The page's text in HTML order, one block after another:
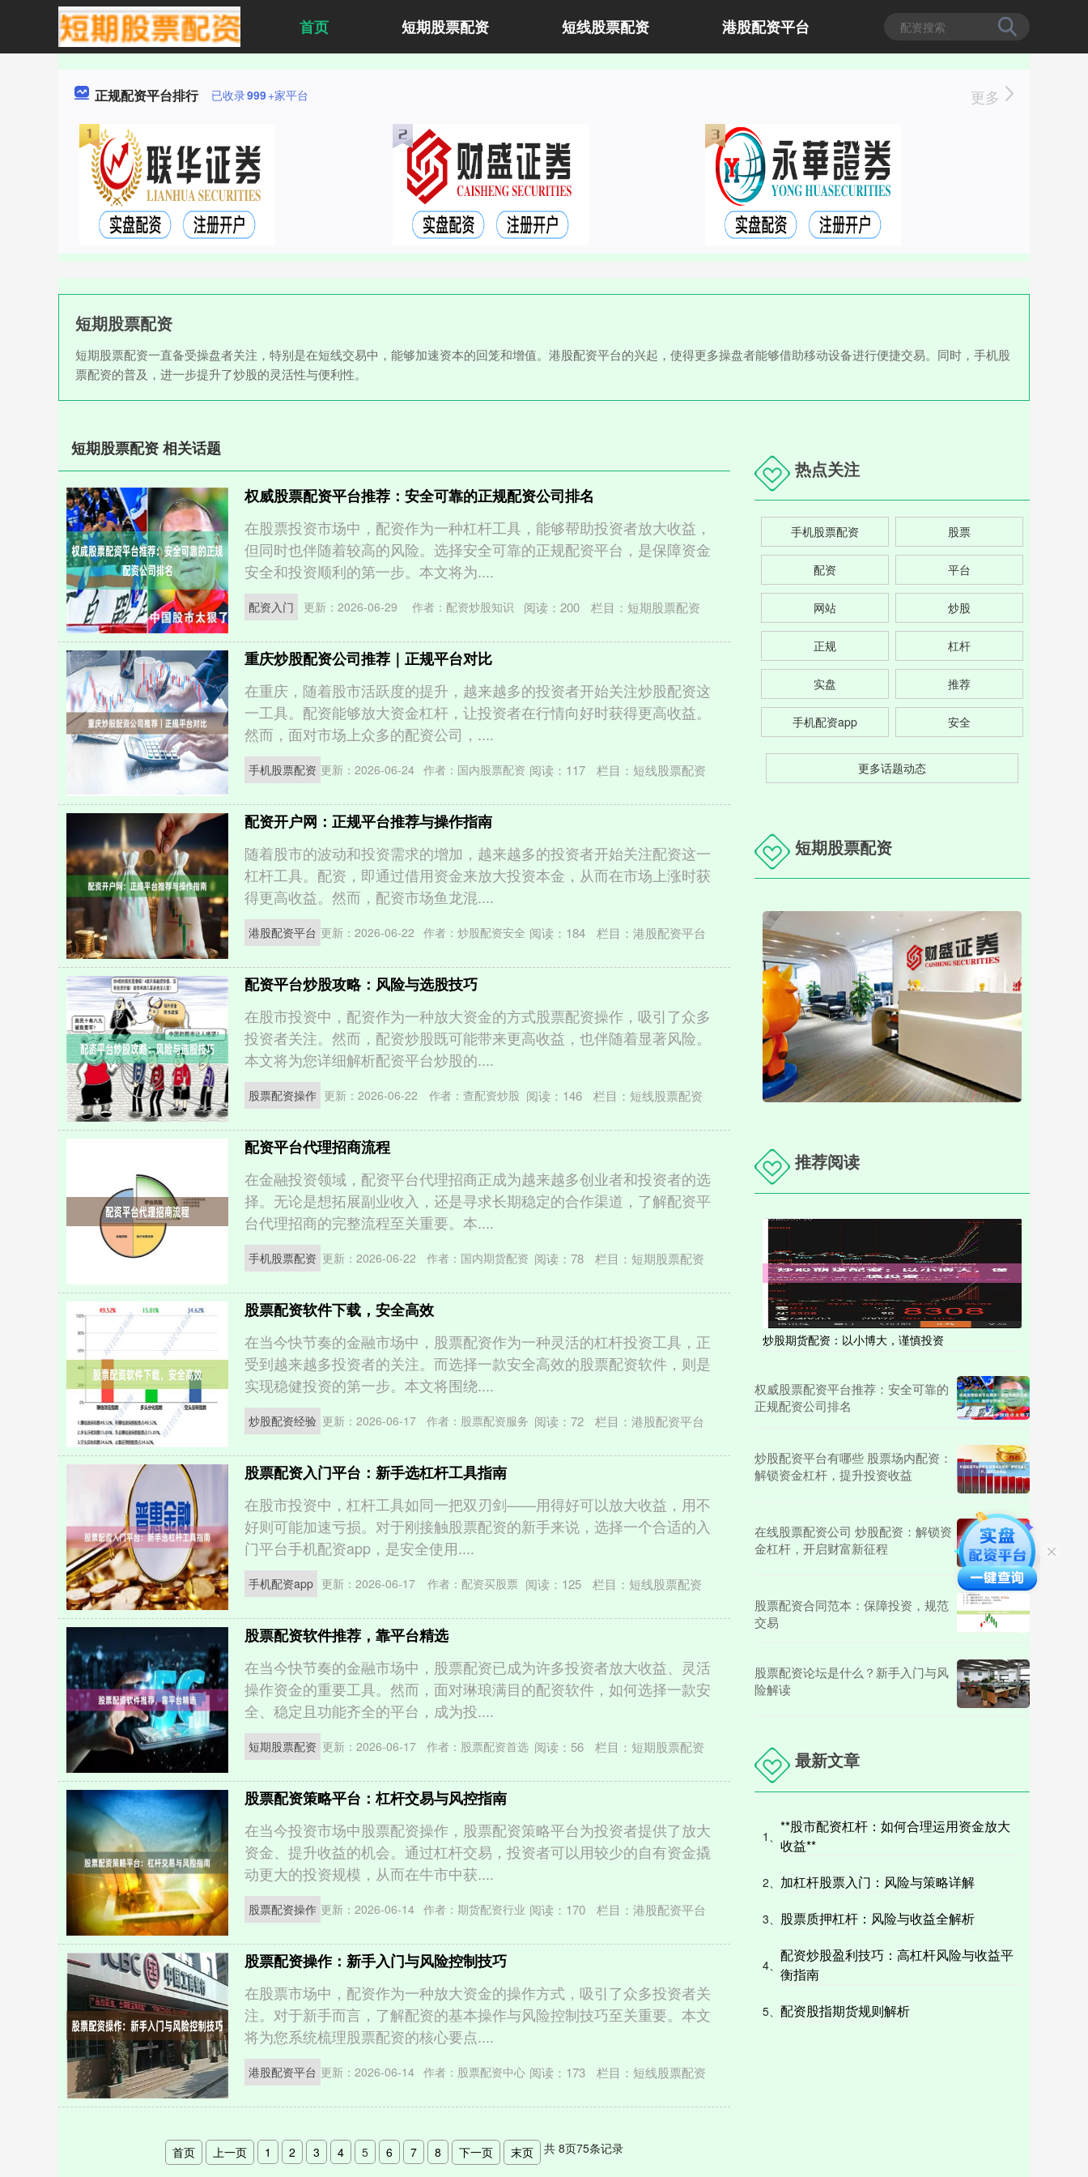
首页 短期股票配资 短线股票配资 港股配资平台
正规配资平台排行 已收录999+家平台 更多
短期股票配资
短期股票配资一直备受操盘者关注，特别是在短线交易中，能够加速资本的回笼和增值。港股配资平台的兴起，使得更多操盘者能够借助移动设备进行便捷交易。同时，手机股
票配资的普及，进一步提升了炒股的灵活性与便利性。
短期股票配资 相关话题
权威股票配资平台推荐：安全可靠的正规配资公司排名
在股票投资市场中，配资作为一种杠杆工具，能够帮助投资者放大收益，
但同时也伴随着较高的风险。选择安全可靠的正规配资平台，是保障资金
安全和投资顺利的第一步。本文将为....
配资入门 更新：2026-06-29 作者：配资炒股知识 阅读： 200 栏目： 短期股票配资
重庆炒股配资公司推荐｜正规平台对比
在重庆，随着股市活跃度的提升，越来越多的投资者开始关注炒股配资这
一工具。配资能够放大资金杠杆，让投资者在行情向好时获得更高收益。
然而，面对市场上众多的配资公司，....
手机股票配资 更新：2026-06-24 作者：国内股票配资 阅读： 117 栏目： 短线股票配资
配资开户网：正规平台推荐与操作指南
随着股市的波动和投资需求的增加，越来越多的投资者开始关注配资这一
杠杆工具。配资，即通过借用资金来放大投资本金，从而在市场上涨时获
得更高收益。然而，配资市场鱼龙混....
港股配资平台 更新：2026-06-22 作者：炒股配资安全 阅读： 184 栏目： 港股配资平台
配资平台炒股攻略：风险与选股技巧
在股市投资中，配资作为一种放大资金的方式股票配资操作，吸引了众多
投资者关注。然而，配资炒股既可能带来更高收益，也伴随着显著风险。
本文将为您详细解析配资平台炒股的....
股票配资操作 更新：2026-06-22 作者：查配资炒股 阅读： 146 栏目： 短线股票配资
配资平台代理招商流程
在金融投资领域，配资平台代理招商正成为越来越多创业者和投资者的选
择。无论是想拓展副业收入，还是寻求长期稳定的合作渠道，了解配资平
台代理招商的完整流程至关重要。本....
手机股票配资 更新：2026-06-22 作者：国内期货配资 阅读： 78 栏目： 短期股票配资
股票配资软件下载，安全高效
在当今快节奏的金融市场中，股票配资作为一种灵活的杠杆投资工具，正
受到越来越多投资者的关注。而选择一款安全高效的股票配资软件，则是
实现稳健投资的第一步。本文将围绕....
炒股配资经验 更新：2026-06-17 作者：股票配资服务 阅读： 72 栏目： 港股配资平台
股票配资入门平台：新手选杠杆工具指南
在股市投资中，杠杆工具如同一把双刃剑——用得好可以放大收益，用不
好则可能加速亏损。对于刚接触股票配资的新手来说，选择一个合适的入
门平台手机配资app，是安全使用....
手机配资app 更新：2026-06-17 作者：配资买股票 阅读： 125 栏目： 短线股票配资
股票配资软件推荐，靠平台精选
在当今快节奏的金融市场中，股票配资已成为许多投资者放大收益、灵活
操作资金的重要工具。然而，面对琳琅满目的配资软件，如何选择一款安
全、稳定且功能齐全的平台，成为投....
短期股票配资 更新：2026-06-17 作者：股票配资首选 阅读： 56 栏目： 短期股票配资
股票配资策略平台：杠杆交易与风控指南
在当今投资市场中股票配资操作，股票配资策略平台为投资者提供了放大
资金、提升收益的机会。通过杠杆交易，投资者可以用较少的自有资金撬
动更大的投资规模，从而在牛市中获....
股票配资操作 更新：2026-06-14 作者：期货配资行业 阅读： 170 栏目： 港股配资平台
股票配资操作：新手入门与风险控制技巧
在股票市场中，配资作为一种放大资金的操作方式，吸引了众多投资者关
注。对于新手而言，了解配资的基本操作与风险控制技巧至关重要。本文
将为您系统梳理股票配资的核心要点....
港股配资平台 更新：2026-06-14 作者：股票配资中心 阅读： 173 栏目： 短线股票配资
首页 上一页 1 2 3 4 5 6 7 8 下一页 末页 共 8页75条记录
热点关注
手机股票配资 股票
配资 平台
网站 炒股
正规 杠杆
实盘 推荐
手机配资app 安全
更多话题动态
短期股票配资
推荐阅读
炒股期货配资：以小博大，谨慎投资
权威股票配资平台推荐：安全可靠的
正规配资公司排名
炒股配资平台有哪些 股票场内配资：
解锁资金杠杆，提升投资收益
在线股票配资公司 炒股配资：解锁资
金杠杆，开启财富新征程
股票配资合同范本：保障投资，规范
交易
股票配资论坛是什么？新手入门与风
险解读
最新文章
1、
**股市配资杠杆：如何合理运用资金放大
收益**
2、 加杠杆股票入门：风险与策略详解
3、 股票质押杠杆：风险与收益全解析
4、
配资炒股盈利技巧：高杠杆风险与收益平
衡指南
5、 配资股指期货规则解析